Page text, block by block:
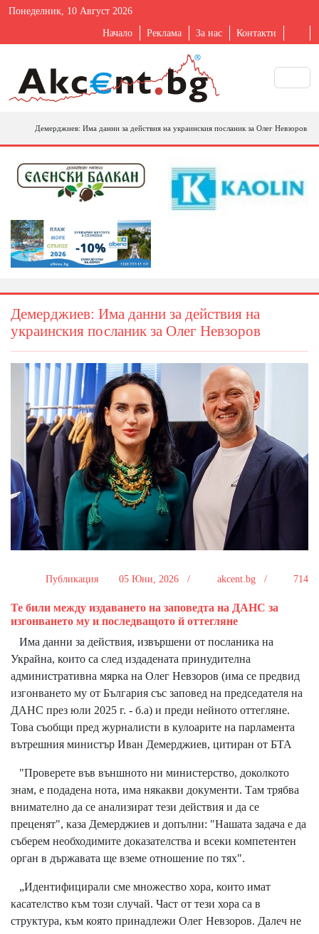
Понеделник, 10 Август 2026
Начало Реклама За нас Контакти
Демерджиев: Има данни за действия на украинския посланик за Олег Невзоров
Демерджиев: Има данни за действия на
украинския посланик за Олег Невзоров
Публикация 05 Юни, 2026 / akcent.bg / 714
Те били между издаването на заповедта на ДАНС за
изгонването му и последващото й оттегляне
Има данни за действия, извършени от посланика на
Украйна, които са след издадената принудителна
административна мярка на Олег Невзоров (има се предвид
изгонването му от България със заповед на председателя на
ДАНС през юли 2025 г. - б.а) и преди нейното оттегляне.
Това съобщи пред журналисти в кулоарите на парламента
вътрешния министър Иван Демерджиев, цитиран от БТА
"Проверете във външното ни министерство, доколкото
знам, е подадена нота, има някакви документи. Там трябва
внимателно да се анализират тези действия и да се
преценят", каза Демерджиев и допълни: "Нашата задача е да
съберем необходимите доказателства и всеки компетентен
орган в държавата ще вземе отношение по тях".
„Идентифицирали сме множество хора, които имат
касателство към този случай. Част от тези хора са в
структура, към която принадлежи Олег Невзоров. Далеч не